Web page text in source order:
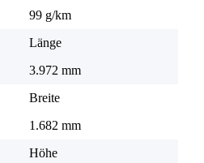
99 g/km
Länge
3.972 mm
Breite
1.682 mm
Höhe